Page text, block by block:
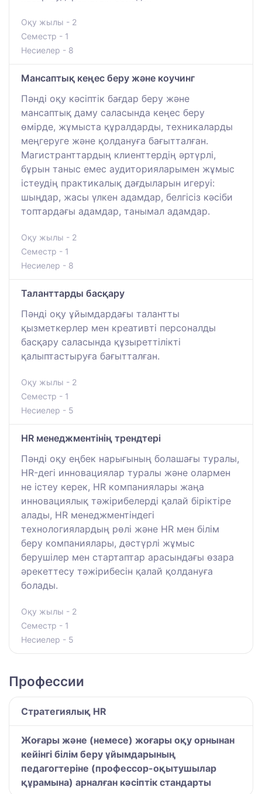
Оқу жылы - 2
Семестр - 1
Несиелер - 8
Мансаптық кеңес беру және коучинг
Пәнді оқу кәсіптік бағдар беру және
мансаптық даму саласында кеңес беру
өмірде, жұмыста құралдарды, техникаларды
меңгеруге және қолдануға бағытталған.
Магистранттардың клиенттердің әртүрлі,
бұрын таныс емес аудиторияларымен жұмыс
істеудің практикалық дағдыларын игеруі:
шыңдар, жасы үлкен адамдар, белгісіз кәсіби
топтардағы адамдар, танымал адамдар.
Оқу жылы - 2
Семестр - 1
Несиелер - 8
Таланттарды басқару
Пәнді оқу ұйымдардағы талантты
қызметкерлер мен креативті персоналды
басқару саласында құзыреттілікті
қалыптастыруға бағытталған.
Оқу жылы - 2
Семестр - 1
Несиелер - 5
HR менеджментінің трендтері
Пәнді оқу еңбек нарығының болашағы туралы,
HR-дегі инновациялар туралы және олармен
не істеу керек, HR компаниялары жаңа
инновациялық тәжірибелерді қалай біріктіре
алады, HR менеджментіндегі
технологиялардың рөлі және HR мен білім
беру компаниялары, дәстүрлі жұмыс
берушілер мен стартаптар арасындағы өзара
әрекеттесу тәжірибесін қалай қолдануға
болады.
Оқу жылы - 2
Семестр - 1
Несиелер - 5
Профессии
Стратегиялық HR
Жоғары және (немесе) жоғары оқу орнынан
кейінгі білім беру ұйымдарының
педагогтеріне (профессор-оқытушылар
құрамына) арналған кәсіптік стандарты